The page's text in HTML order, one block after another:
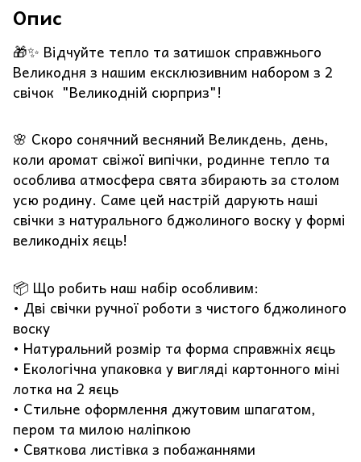
Опис
🎁✨ Відчуйте тепло та затишок справжнього
Великодня з нашим ексклюзивним набором з 2
свічок "Великодній сюрприз"!
🌸 Скоро сонячний весняний Великдень, день,
коли аромат свіжої випічки, родинне тепло та
особлива атмосфера свята збирають за столом
усю родину. Саме цей настрій дарують наші
свічки з натурального бджолиного воску у формі
великодніх яєць!
📦 Що робить наш набір особливим:
• Дві свічки ручної роботи з чистого бджолиного
воску
• Натуральний розмір та форма справжніх яєць
• Екологічна упаковка у вигляді картонного міні
лотка на 2 яєць
• Стильне оформлення джутовим шпагатом,
пером та милою наліпкою
• Святкова листівка з побажаннями